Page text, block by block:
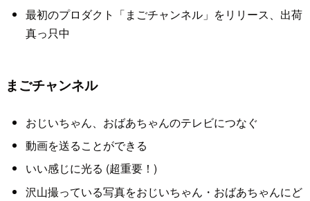
最初のプロダクト「まごチャンネル」をリリース、出荷
真っ只中
まごチャンネル
おじいちゃん、おばあちゃんのテレビにつなぐ
動画を送ることができる
いい感じに光る (超重要！)
沢山撮っている写真をおじいちゃん・おばあちゃんにど